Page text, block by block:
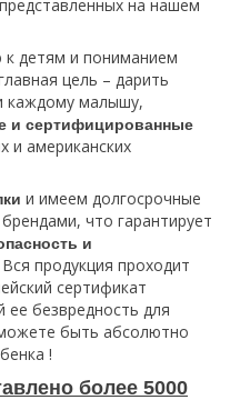
на нашем
детям и пониманием
цель – дарить
каждому малышу,
и сертифицированные
и американских
и имеем долгосрочные
что гарантирует
и
продукция проходит
сертификат
безвредность для
быть абсолютно
!
более 5000